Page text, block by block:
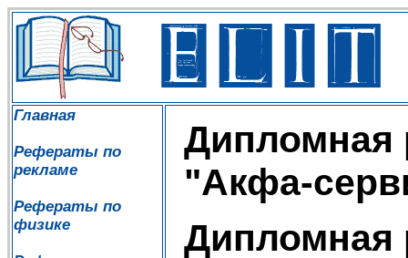
Главная
Рефераты по
рекламе
Рефераты по
физике
Дипломная
"Акфа-
Дипломная